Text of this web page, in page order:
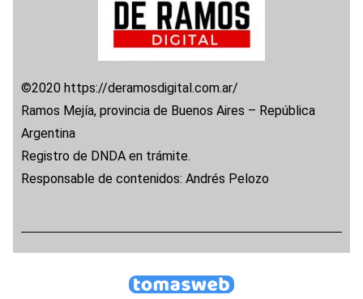
©2020 https://deramosdigital.com.ar/
Ramos Mejía, provincia de Buenos Aires – República
Argentina
Registro de DNDA en trámite.
Responsable de contenidos: Andrés Pelozo